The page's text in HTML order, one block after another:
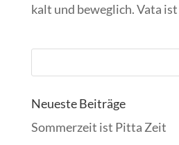
kalt und beweglich. Vata ist
Neueste Beiträge
Sommerzeit ist Pitta Zeit